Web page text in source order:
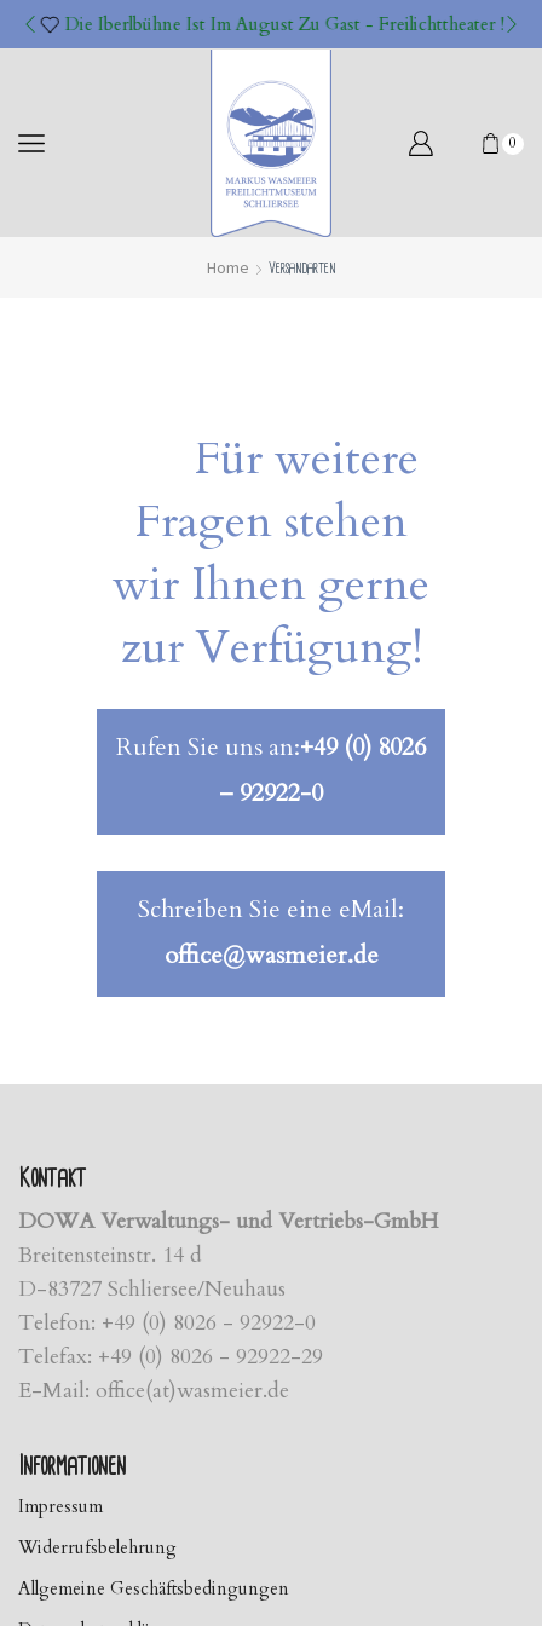
Die Iberlbühne Ist Im August Zu Gast - Freilichttheater !
0
Home Versandarten
Für weitere
Fragen stehen
wir Ihnen gerne
zur Verfügung!
Rufen Sie uns an:+49 (0) 8026
– 92922-0
Schreiben Sie eine eMail:
office@wasmeier.de
Kontakt
DOWA Verwaltungs- und Vertriebs-GmbH
Breitensteinstr. 14 d
D-83727 Schliersee/Neuhaus
Telefon: +49 (0) 8026 - 92922-0
Telefax: +49 (0) 8026 - 92922-29
E-Mail: office(at)wasmeier.de
Informationen
Impressum
Widerrufsbelehrung
Allgemeine Geschäftsbedingungen